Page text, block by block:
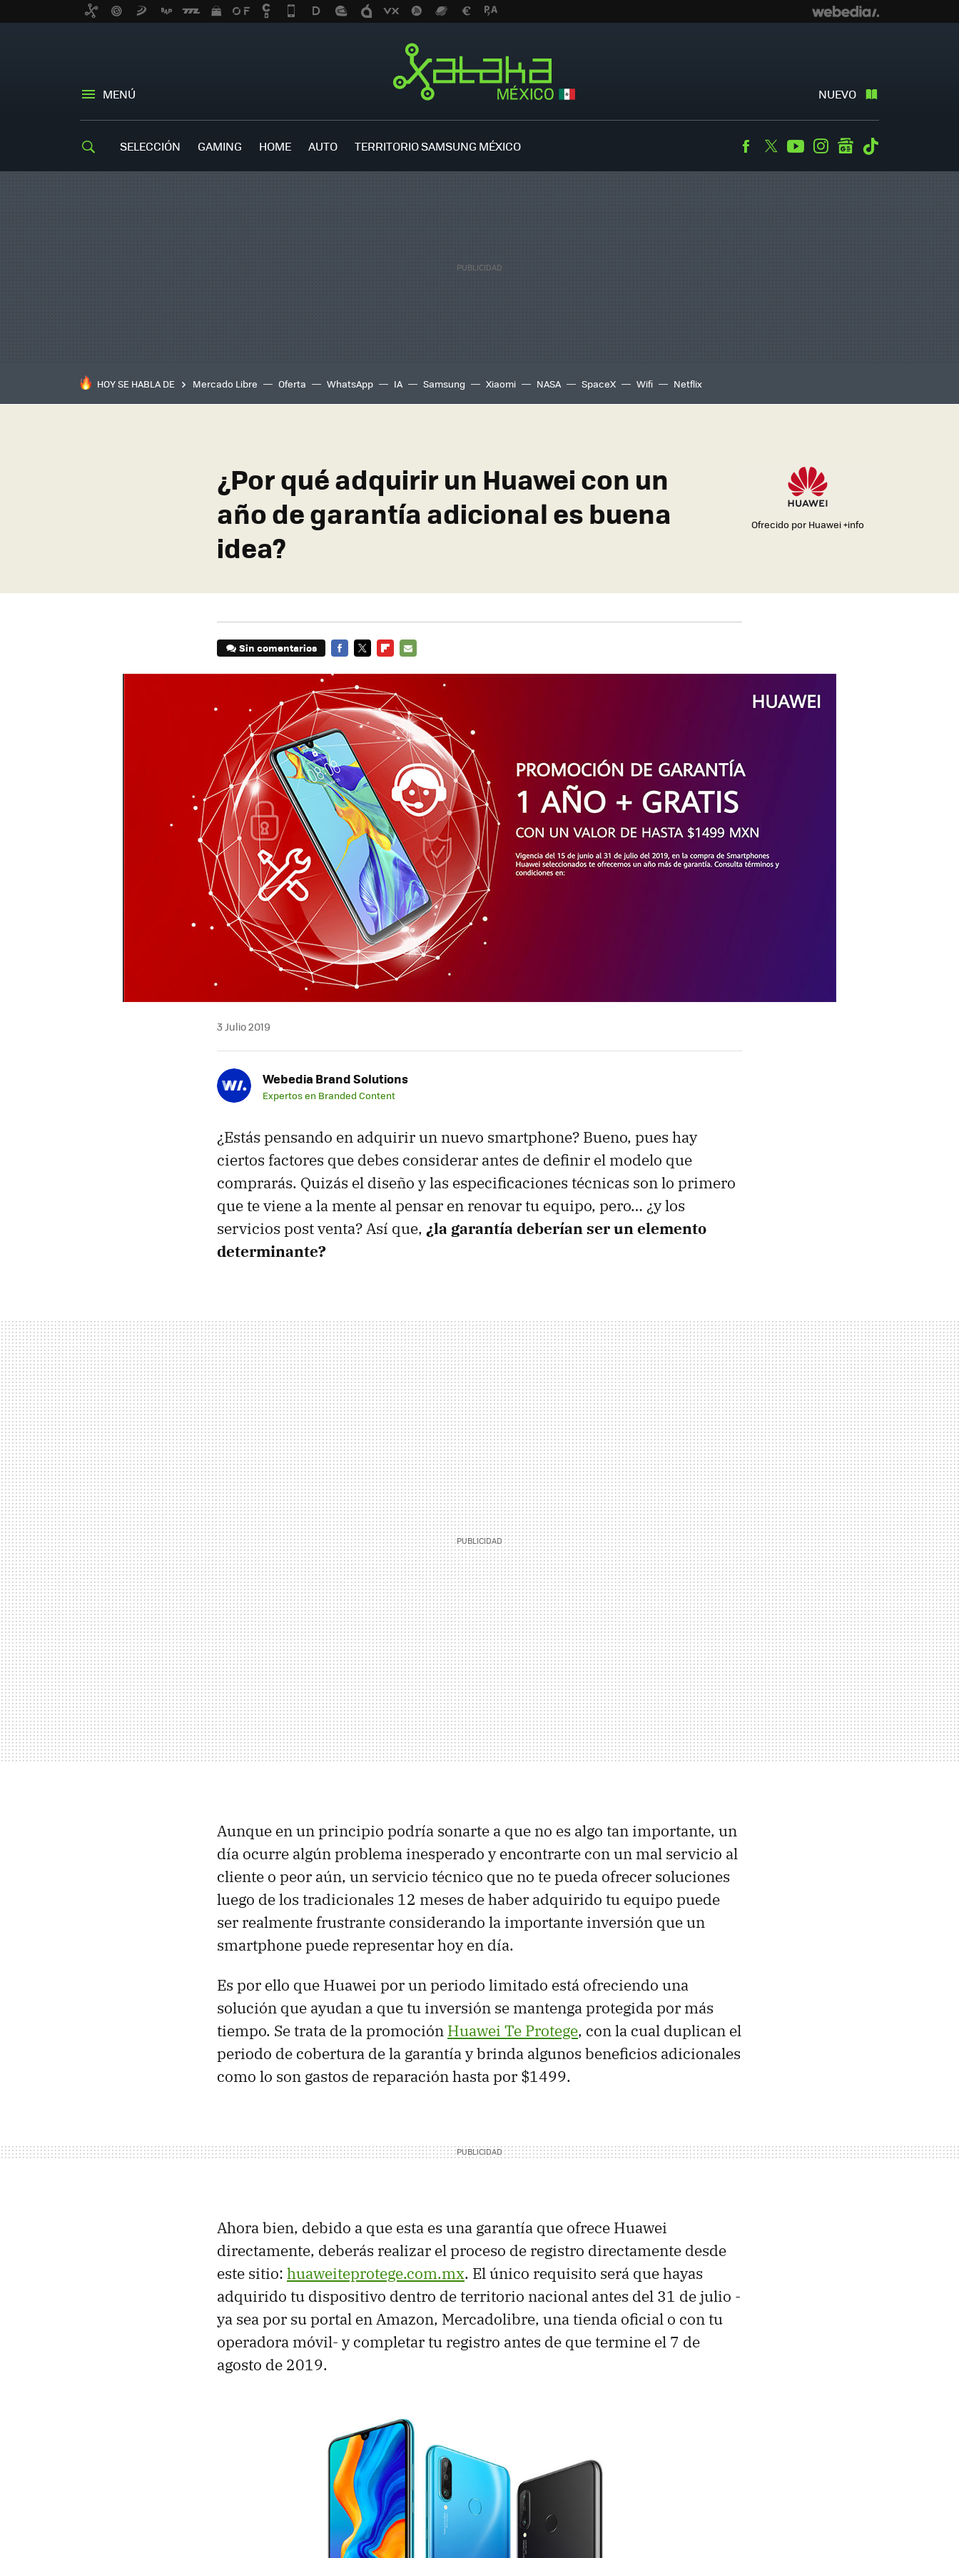
MENÚ NUEVO
SELECCIÓN GAMING HOME AUTO TERRITORIO SAMSUNG MÉXICO Facebook
TwitterYoutubeInstagramgooglenews
HOY SE HABLA DE Mercado Libre Oferta WhatsApp IA Samsung Xiaomi NASA SpaceX Wifi Netflix
Ofrecido por Huawei+info
¿Por qué adquirir un Huawei con un
año de garantía adicional es buena
idea?
Sin comentarios
3 Julio 2019
Webedia Brand Solutions
Expertos en Branded Content
¿Estás pensando en adquirir un nuevo smartphone? Bueno, pues hay
ciertos factores que debes considerar antes de definir el modelo que
comprarás. Quizás el diseño y las especificaciones técnicas son lo primero
que te viene a la mente al pensar en renovar tu equipo, pero… ¿y los
servicios post venta? Así que, ¿la garantía deberían ser un elemento
determinante?
Aunque en un principio podría sonarte a que no es algo tan importante, un
día ocurre algún problema inesperado y encontrarte con un mal servicio al
cliente o peor aún, un servicio técnico que no te pueda ofrecer soluciones
luego de los tradicionales 12 meses de haber adquirido tu equipo puede
ser realmente frustrante considerando la importante inversión que un
smartphone puede representar hoy en día.
Es por ello que Huawei por un periodo limitado está ofreciendo una
solución que ayudan a que tu inversión se mantenga protegida por más
tiempo. Se trata de la promoción Huawei Te Protege, con la cual duplican el
periodo de cobertura de la garantía y brinda algunos beneficios adicionales
como lo son gastos de reparación hasta por $1499.
Ahora bien, debido a que esta es una garantía que ofrece Huawei
directamente, deberás realizar el proceso de registro directamente desde
este sitio: huaweiteprotege.com.mx. El único requisito será que hayas
adquirido tu dispositivo dentro de territorio nacional antes del 31 de julio -
ya sea por su portal en Amazon, Mercadolibre, una tienda oficial o con tu
operadora móvil- y completar tu registro antes de que termine el 7 de
agosto de 2019.